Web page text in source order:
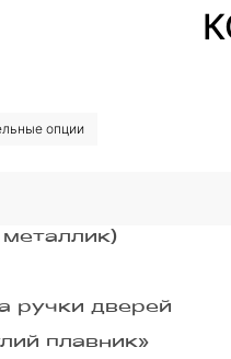
опции
ручки дверей
плавник»